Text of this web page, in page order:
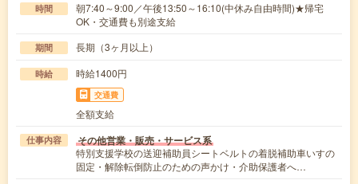
時間
朝7:40～9:00／午後13:50～16:10(中休み自由時間)★帰宅
OK・交通費も別途支給
期間 長期（3ヶ月以上）
時給 時給1400円
交通費
全額支給
仕事内容 その他営業・販売・サービス系
特別支援学校の送迎補助員シートベルトの着脱補助車いすの
固定・解除転倒防止のための声かけ・介助保護者へ…